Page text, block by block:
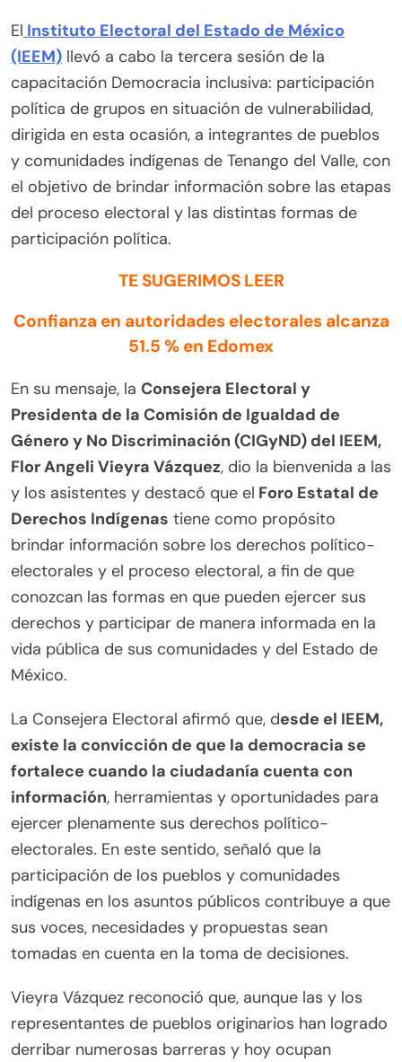
El Instituto Electoral del Estado de México
(IEEM) llevó a cabo la tercera sesión de la
capacitación Democracia inclusiva: participación
política de grupos en situación de vulnerabilidad,
dirigida en esta ocasión, a integrantes de pueblos
y comunidades indígenas de Tenango del Valle, con
el objetivo de brindar información sobre las etapas
del proceso electoral y las distintas formas de
participación política.
TE SUGERIMOS LEER
Confianza en autoridades electorales alcanza
51.5 % en Edomex
En su mensaje, la Consejera Electoral y
Presidenta de la Comisión de Igualdad de
Género y No Discriminación (CIGyND) del IEEM,
Flor Angeli Vieyra Vázquez, dio la bienvenida a las
y los asistentes y destacó que el Foro Estatal de
Derechos Indígenas tiene como propósito
brindar información sobre los derechos político-
electorales y el proceso electoral, a fin de que
conozcan las formas en que pueden ejercer sus
derechos y participar de manera informada en la
vida pública de sus comunidades y del Estado de
México.
La Consejera Electoral afirmó que, desde el IEEM,
existe la convicción de que la democracia se
fortalece cuando la ciudadanía cuenta con
información, herramientas y oportunidades para
ejercer plenamente sus derechos político-
electorales. En este sentido, señaló que la
participación de los pueblos y comunidades
indígenas en los asuntos públicos contribuye a que
sus voces, necesidades y propuestas sean
tomadas en cuenta en la toma de decisiones.
Vieyra Vázquez reconoció que, aunque las y los
representantes de pueblos originarios han logrado
derribar numerosas barreras y hoy ocupan